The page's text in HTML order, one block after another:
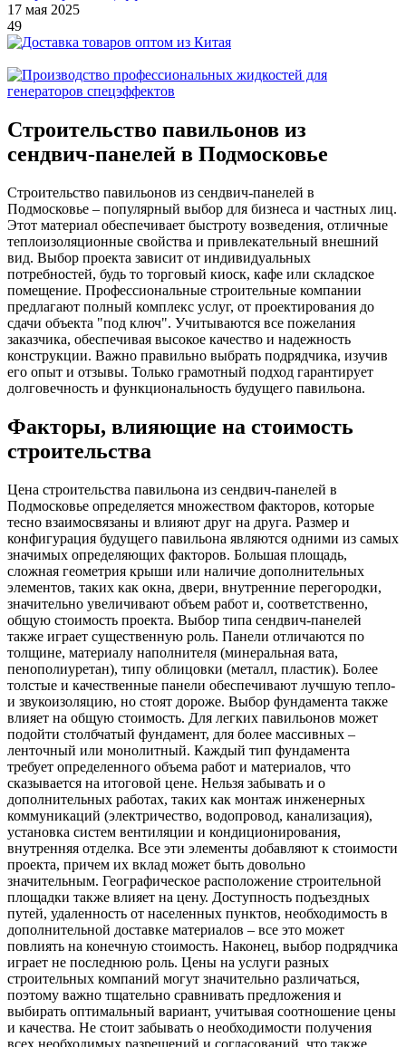
17 мая 2025
49
Строительство павильонов из
сендвич-панелей в Подмосковье
Строительство павильонов из сендвич-панелей в
Подмосковье – популярный выбор для бизнеса и частных лиц.
Этот материал обеспечивает быстроту возведения, отличные
теплоизоляционные свойства и привлекательный внешний
вид. Выбор проекта зависит от индивидуальных
потребностей, будь то торговый киоск, кафе или складское
помещение. Профессиональные строительные компании
предлагают полный комплекс услуг, от проектирования до
сдачи объекта "под ключ". Учитываются все пожелания
заказчика, обеспечивая высокое качество и надежность
конструкции. Важно правильно выбрать подрядчика, изучив
его опыт и отзывы. Только грамотный подход гарантирует
долговечность и функциональность будущего павильона.
Факторы, влияющие на стоимость
строительства
Цена строительства павильона из сендвич-панелей в
Подмосковье определяется множеством факторов, которые
тесно взаимосвязаны и влияют друг на друга. Размер и
конфигурация будущего павильона являются одними из самых
значимых определяющих факторов. Большая площадь,
сложная геометрия крыши или наличие дополнительных
элементов, таких как окна, двери, внутренние перегородки,
значительно увеличивают объем работ и, соответственно,
общую стоимость проекта. Выбор типа сендвич-панелей
также играет существенную роль. Панели отличаются по
толщине, материалу наполнителя (минеральная вата,
пенополиуретан), типу облицовки (металл, пластик). Более
толстые и качественные панели обеспечивают лучшую тепло-
и звукоизоляцию, но стоят дороже. Выбор фундамента также
влияет на общую стоимость. Для легких павильонов может
подойти столбчатый фундамент, для более массивных –
ленточный или монолитный. Каждый тип фундамента
требует определенного объема работ и материалов, что
сказывается на итоговой цене. Нельзя забывать и о
дополнительных работах, таких как монтаж инженерных
коммуникаций (электричество, водопровод, канализация),
установка систем вентиляции и кондиционирования,
внутренняя отделка. Все эти элементы добавляют к стоимости
проекта, причем их вклад может быть довольно
значительным. Географическое расположение строительной
площадки также влияет на цену. Доступность подъездных
путей, удаленность от населенных пунктов, необходимость в
дополнительной доставке материалов – все это может
повлиять на конечную стоимость. Наконец, выбор подрядчика
играет не последнюю роль. Цены на услуги разных
строительных компаний могут значительно различаться,
поэтому важно тщательно сравнивать предложения и
выбирать оптимальный вариант, учитывая соотношение цены
и качества. Не стоит забывать о необходимости получения
всех необходимых разрешений и согласований, что также